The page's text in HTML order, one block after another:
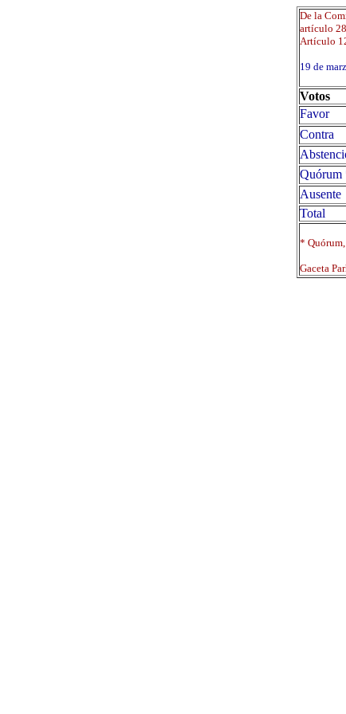
De la
artículo
Artículo
19 de
Votos
Favor
Contra
Quórum
Ausente
Total
*
Gaceta